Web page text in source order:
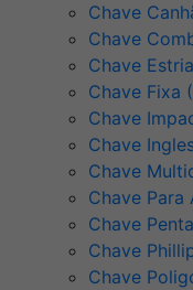
Chave
Chave
Chave Estria
Chave Fixa
Chave
Chave
Chave
Chave Para
Chave
Chave
Chave